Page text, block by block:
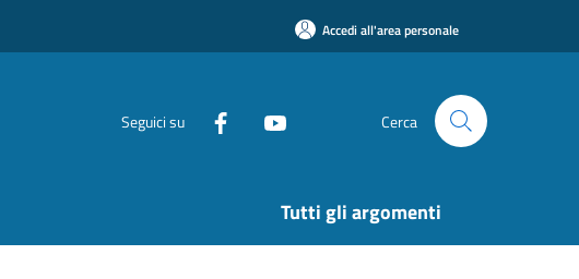
Accedi all'area personale
Seguici su Cerca
Tutti gli argomenti